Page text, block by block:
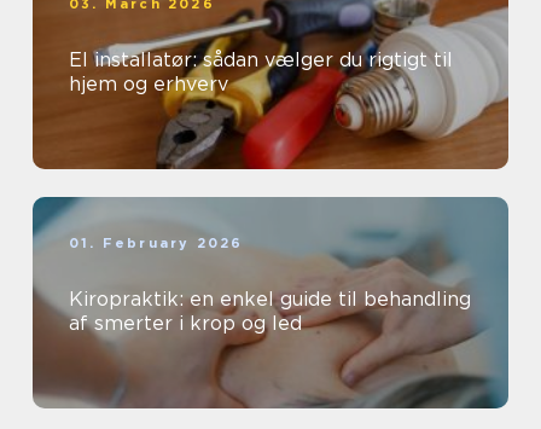
El installatør: sådan vælger du rigtigt til
hjem og erhverv
01. February 2026
Kiropraktik: en enkel guide til behandling
af smerter i krop og led